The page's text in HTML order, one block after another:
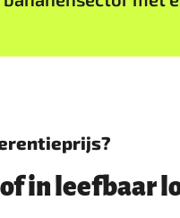
in leefbaar